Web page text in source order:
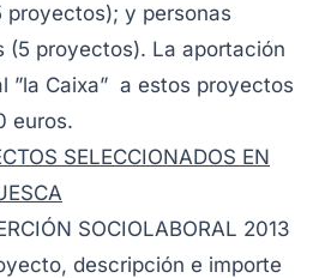
proyectos); y personas
(5 proyectos). La aportación
”la Caixa” a estos proyectos
euros.
SELECCIONADOS EN
SOCIOLABORAL 2013
descripción e importe